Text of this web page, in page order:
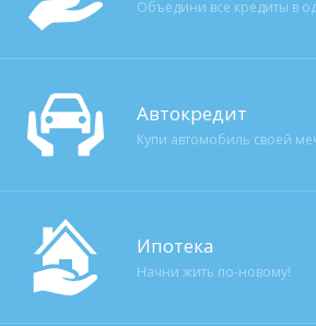
Объедини все кредиты в
Автокредит
Купи автомобиль своей
Ипотека
Начни жить по-новому!